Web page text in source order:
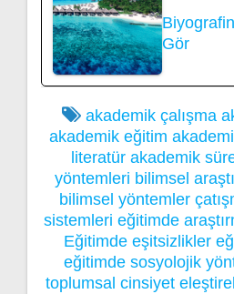
Gör
akademik çalışma
akademik eğitim
literatür akademik
yöntemleri bilimsel
bilimsel yöntemler
sistemleri eğitimde
Eğitimde eşitsizlikler
eğitimde sosyolojik
toplumsal cinsiyet